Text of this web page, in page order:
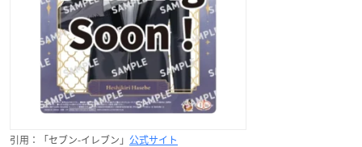
引用：「セブン-イレブン」 公式サイト